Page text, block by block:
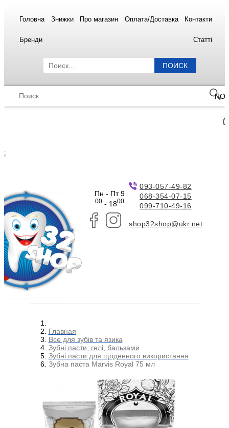
Головна Знижки Про магазин Оплата/Доставка Контакти
Бренди Статті
ПОИСК
Пн - Пт 9
00- 1800
093-057-49-82
068-354-07-15
099-710-49-16
shop32shop@ukr.net
Главная
Все для зубів та язика
Зубні пасти, гелі, бальзами
Зубні пасти для щоденного використання
Зубна паста Marvis Royal 75 мл